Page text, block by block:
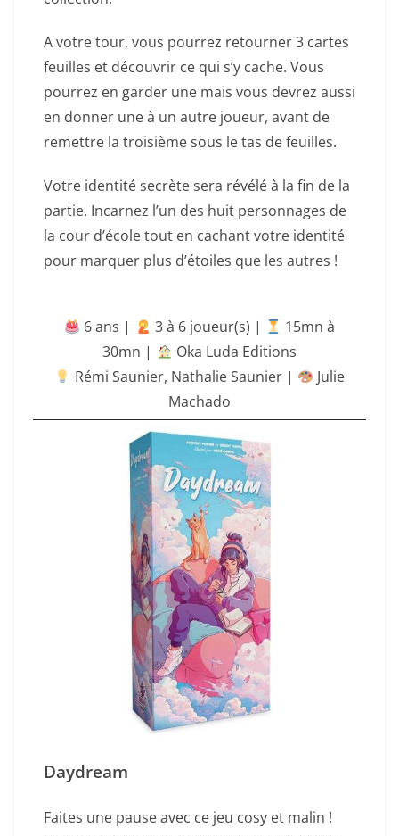
A votre tour, vous pourrez retourner 3 cartes
feuilles et découvrir ce qui s’y cache. Vous
pourrez en garder une mais vous devrez aussi
en donner une à un autre joueur, avant de
remettre la troisième sous le tas de feuilles.
Votre identité secrète sera révélé à la fin de la
partie. Incarnez l’un des huit personnages de
la cour d’école tout en cachant votre identité
pour marquer plus d’étoiles que les autres !
6 ans | ‍ 3 à 6 joueur(s) |
15mn à
30mn |
Oka Luda Editions
Rémi Saunier, Nathalie Saunier|
Julie
Machado
Daydream
Faites une pause avec ce jeu cosy et malin !